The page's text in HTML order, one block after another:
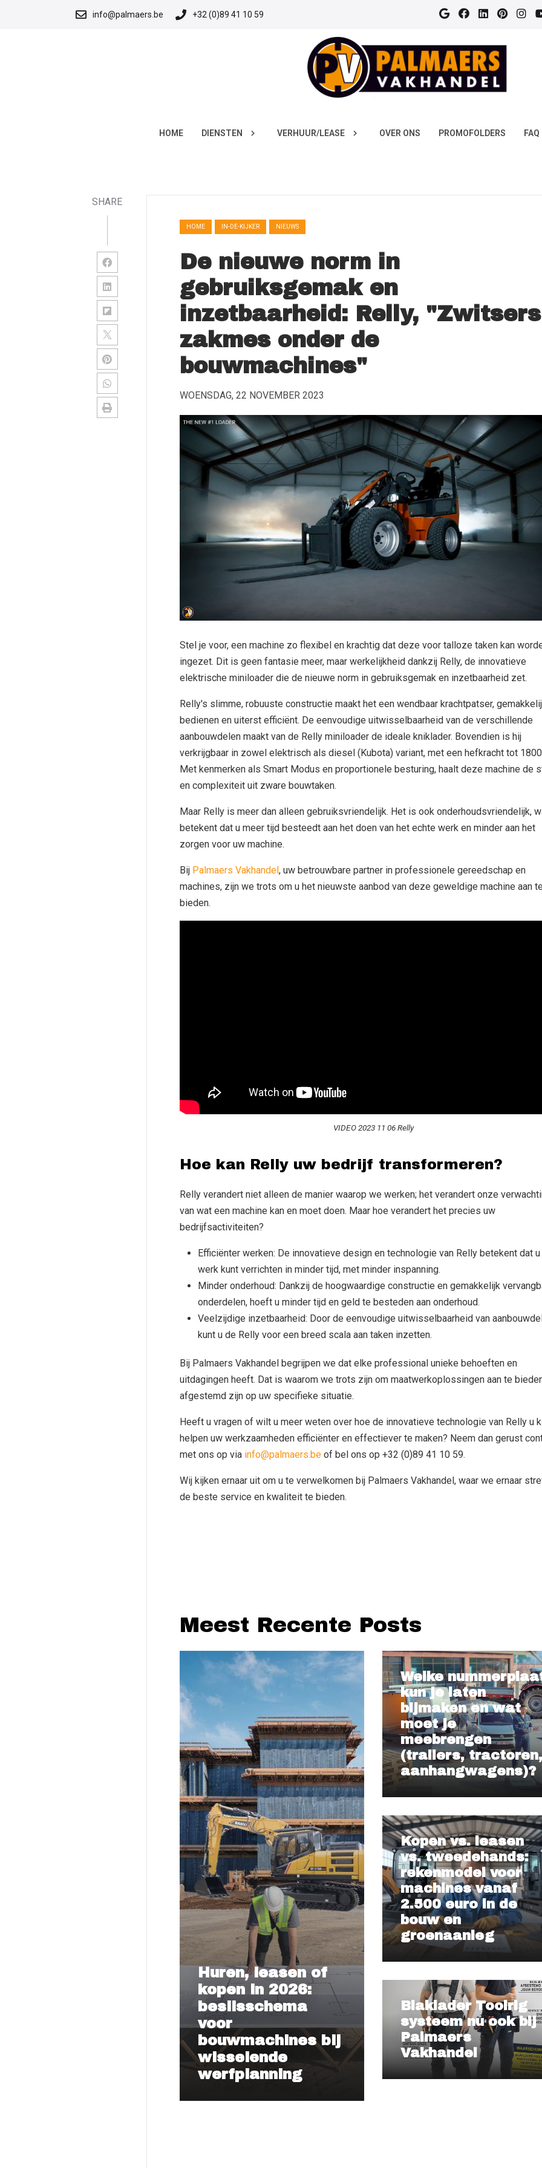
info@palmaers.be +32 (0)89 41 10 59
HOME DIENSTEN VERHUUR/LEASE OVER ONS PROMOFOLDERS FAQ
SHARE
HOME IN-DE-KIJKER NIEUWS
De nieuwe norm in
gebruiksgemak en
inzetbaarheid: Relly, "Zwitsers
zakmes onder de
bouwmachines"
WOENSDAG, 22 NOVEMBER 2023
Stel je voor, een machine zo flexibel en krachtig dat deze voor talloze taken kan
ingezet. Dit is geen fantasie meer, maar werkelijkheid dankzij Relly, de innovatieve
elektrische miniloader die de nieuwe norm in gebruiksgemak en inzetbaarheid zet.
Relly's slimme, robuuste constructie maakt het een wendbaar krachtpatser,
bedienen en uiterst efficiënt. De eenvoudige uitwisselbaarheid van de verschillende
aanbouwdelen maakt van de Relly miniloader de ideale kniklader. Bovendien is hij
verkrijgbaar in zowel elektrisch als diesel (Kubota) variant, met een hefkracht tot
Met kenmerken als Smart Modus en proportionele besturing, haalt deze machine de
en complexiteit uit zware bouwtaken.
Maar Relly is meer dan alleen gebruiksvriendelijk. Het is ook onderhoudsvriendelijk,
betekent dat u meer tijd besteedt aan het doen van het echte werk en minder aan het
zorgen voor uw machine.
Bij Palmaers Vakhandel, uw betrouwbare partner in professionele gereedschap en
machines, zijn we trots om u het nieuwste aanbod van deze geweldige machine aan
bieden.
VIDEO 2023 11 06 Relly
Hoe kan Relly uw bedrijf transformeren?
Relly verandert niet alleen de manier waarop we werken; het verandert onze
van wat een machine kan en moet doen. Maar hoe verandert het precies uw
bedrijfsactiviteiten?
Efficiënter werken: De innovatieve design en technologie van Relly betekent dat
werk kunt verrichten in minder tijd, met minder inspanning.
Minder onderhoud: Dankzij de hoogwaardige constructie en gemakkelijk
onderdelen, hoeft u minder tijd en geld te besteden aan onderhoud.
Veelzijdige inzetbaarheid: Door de eenvoudige uitwisselbaarheid van
kunt u de Relly voor een breed scala aan taken inzetten.
Bij Palmaers Vakhandel begrijpen we dat elke professional unieke behoeften en
uitdagingen heeft. Dat is waarom we trots zijn om maatwerkoplossingen aan te
afgestemd zijn op uw specifieke situatie.
Heeft u vragen of wilt u meer weten over hoe de innovatieve technologie van Relly u
helpen uw werkzaamheden efficiënter en effectiever te maken? Neem dan gerust
met ons op via info@palmaers.be of bel ons op +32 (0)89 41 10 59.
Wij kijken ernaar uit om u te verwelkomen bij Palmaers Vakhandel, waar we ernaar
de beste service en kwaliteit te bieden.
Meest Recente Posts
Huren, leasen of
kopen in 2026:
beslisschema
voor
bouwmachines bij
wisselende
werfplanning
Welke
kun je laten
bijmaken en wat
moet je
meebrengen
(trailers, tractoren,
aanhangwagens)?
Kopen vs. leasen
vs. tweedehands:
rekenmodel voor
machines vanaf
2.500 euro in de
bouw en
groenaanleg
Blaklader Toolrig
systeem nu ook bij
Palmaers
Vakhandel